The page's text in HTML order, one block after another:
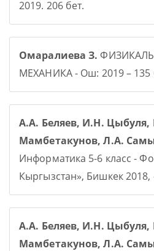
2019. 206 бет.
Омаралиева З.
МЕХАНИКА - Ош: 2019 – 135
А.А. Беляев, И.Н. Цыбуля,
Мамбетакунов, Л.А.
Информатика 5-6 класс -
Кыргызстан», Бишкек 2018,
А.А. Беляев, И.Н. Цыбуля,
Мамбетакунов, Л.А.